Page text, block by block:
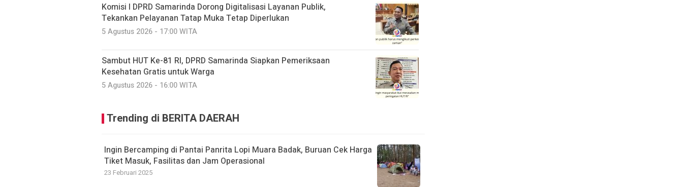
Komisi I DPRD Samarinda Dorong Digitalisasi Layanan Publik,
Tekankan Pelayanan Tatap Muka Tetap Diperlukan
5 Agustus 2026 - 17:00 WITA
Sambut HUT Ke-81 RI, DPRD Samarinda Siapkan Pemeriksaan
Kesehatan Gratis untuk Warga
5 Agustus 2026 - 16:00 WITA
Trending di BERITA DAERAH
Ingin Bercamping di Pantai Panrita Lopi Muara Badak, Buruan Cek Harga
Tiket Masuk, Fasilitas dan Jam Operasional
23 Februari 2025